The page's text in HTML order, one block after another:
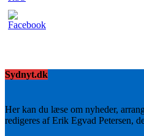
Sydnyt.dk
Her kan du læse om nyheder,
redigeres af Erik Egvad Petersen,